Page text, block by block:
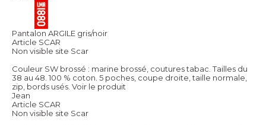
Pantalon ARGILE gris/noir
Article SCAR
Non visible site Scar
Couleur SW brossé : marine brossé, coutures tabac. Tailles du
38 au 48. 100 % coton. 5 poches, coupe droite, taille normale,
zip, bords usés. Voir le produit
Jean
Article SCAR
Non visible site Scar